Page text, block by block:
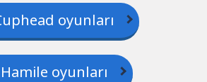
oyunları
Hamile oyunları